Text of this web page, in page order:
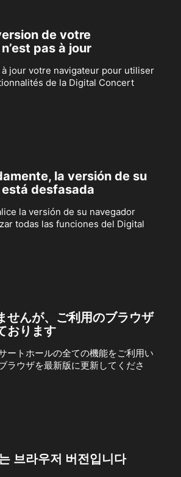
de votre
pas à jour
jour votre navigateur pour utiliser
de la Digital Concert
la versión de su
desfasada
la versión de su navegador
todas las funciones del Digital
せんが、ご利用のブラウザ
おります
ートホールの全ての機能をご利用い
ラウザを最新版に更新してくださ
브라우저 버전입니다